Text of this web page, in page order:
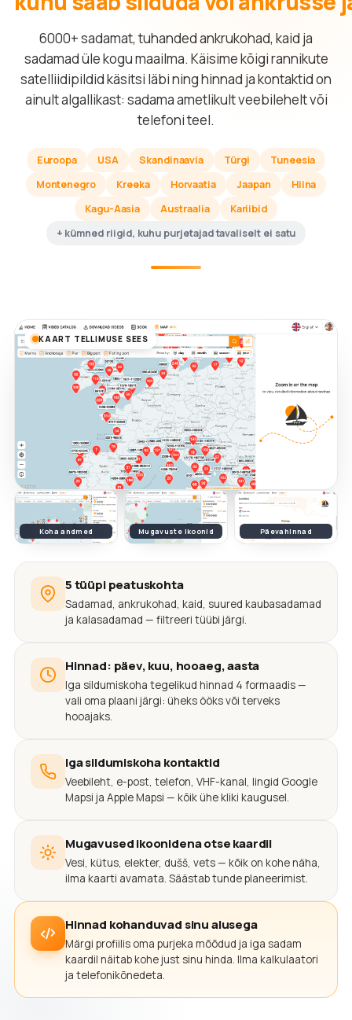
6000+ sadamat, tuhanded ankrukohad, kaid ja
sadamad üle kogu maailma. Käisime kõigi rannikute
satelliidipildid käsitsi läbi ning hinnad ja kontaktid on
ainult algallikast: sadama ametlikult veebilehelt või
telefoni teel.
Euroopa USA Skandinaavia Türgi
Tuneesia
Montenegro
Kreeka Horvaatia Jaapan
Hiina
Kagu-Aasia
Austraalia
Kariibid
+ kümned riigid, kuhu purjetajad tavaliselt ei satu
KAART TELLIMUSE SEES
Koha andmed Mugavuste ikoonid Päevahinnad
5 tüüpi peatuskohta
Sadamad, ankrukohad, kaid, suured kaubasadamad
ja kalasadamad — filtreeri tüübi järgi.
Hinnad: päev, kuu, hooaeg, aasta
Iga sildumiskoha tegelikud hinnad 4 formaadis —
vali oma plaani järgi: üheks ööks või terveks
hooajaks.
Iga sildumiskoha kontaktid
Veebileht, e-post, telefon, VHF-kanal, lingid Google
Mapsi ja Apple Mapsi — kõik ühe kliki kaugusel.
Mugavused ikoonidena otse kaardil
Vesi, kütus, elekter, dušš, vets — kõik on kohe näha,
ilma kaarti avamata. Säästab tunde planeerimist.
Hinnad kohanduvad sinu alusega
Märgi profiilis oma purjeka mõõdud ja iga sadam
kaardil näitab kohe just sinu hinda. Ilma kalkulaatori
ja telefonikõnedeta.